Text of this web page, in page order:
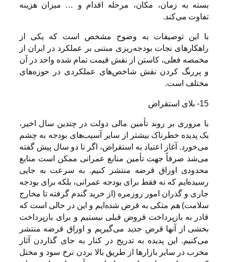
بسته به زمان، مکان، مرحله اقدام و … میزان هزینه
تفاوت می‌کند.
با این توصیفات به وضوح مشخص است که یکی از
راهکارهای نجات بودجه‌ریزی مبتنی بر عملکرد در ایران از
مخمصه فعلی، کاستن از نقش قیمت تمام شده واحد در آن
و پررنگ کردن نقش شاخص‌های عملکردی در حوزه‌های
مختلف است.
15- بلای استقراض
با مروری بر روند تأمین مالی دولت در چندین سال اخیر،
یک پدیده خطرناک بیشتر از سایر آسیب‌های بودجه به چشم
می‌خورد. آغاز اعتیاد به استقراض، اگر تا دو سال پیش گفته
می‌شد صرفاً جهت تأمین منابع عمرانی ممکن است منابع
محدودی اوراق قرضه منتشر کنیم. به سرعت به جایی
رسیده‌ایم که نه فقط برای بودجه عمرانی، بلکه برای بودجه
جاری و گذران امور روزمره (از خرید گندم گرفته تا مخارج
سلامت) هم متکی به قرض شده‌ایم و این در حالی است که
قادر به بازپرداخت قروض قبلی نیستیم و برای بازپرداخت
بخشی از آنها قرض جدید می‌گیریم و اوراق قرضه منتشر
می‌کنیم. این پدیده به تدریج در کنار به جای گذاردن آثار
مخرب در سایر بازارها از طریق بالا بردن نرخ سود و مختل